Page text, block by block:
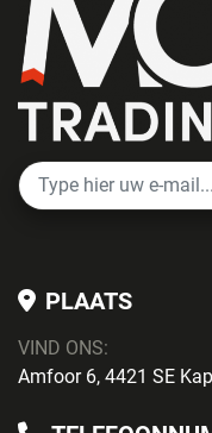
PLAATS
VIND ONS:
Amfoor 6, 4421 SE